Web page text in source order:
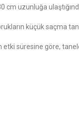
cm uzunluğa
küçük saçma
etki süresine göre,